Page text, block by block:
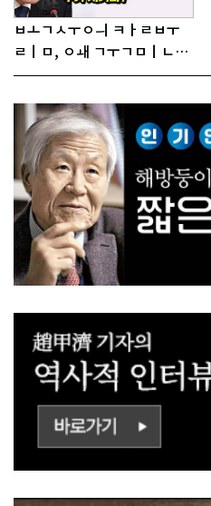
ㅂㅗㄱㅅㅜㅇㅢ ㅋㅏㄹㅂㅜ
ㄹㅣㅁ, ㅇㅙ ㄱㅜㄱㅁㅣㄴㄷ
ㅡㄹㅇㅣ ㄷㅏㅇㅎㅐㅇㅑ ㅎ